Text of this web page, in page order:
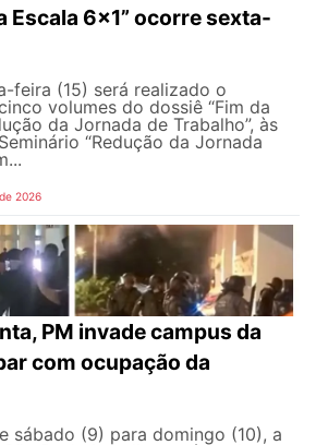
Escala 6×1” ocorre sexta-
feira (15) será realizado o
volumes do dossiê “Fim da
da Jornada de Trabalho”, às
“Redução da Jornada
2026
PM invade campus da
com ocupação da
sábado (9) para domingo (10), a